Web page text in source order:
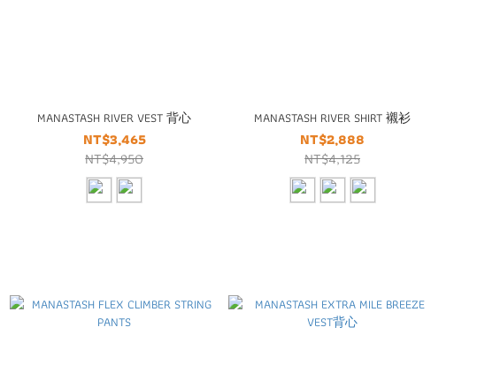
MANASTASH RIVER VEST 背心
NT$3,465
NT$4,950
MANASTASH RIVER SHIRT 襯衫
NT$2,888
NT$4,125